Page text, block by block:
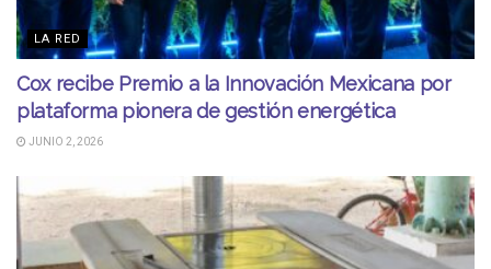
LA RED
Cox recibe Premio a la Innovación Mexicana por
plataforma pionera de gestión energética
JUNIO 2, 2026